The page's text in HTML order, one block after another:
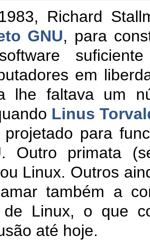
Richard
GNU, para
em
lhe faltava um
Linus
projetado para
Outro primata
Linux. Outros
também a
de Linux, o que
até hoje.